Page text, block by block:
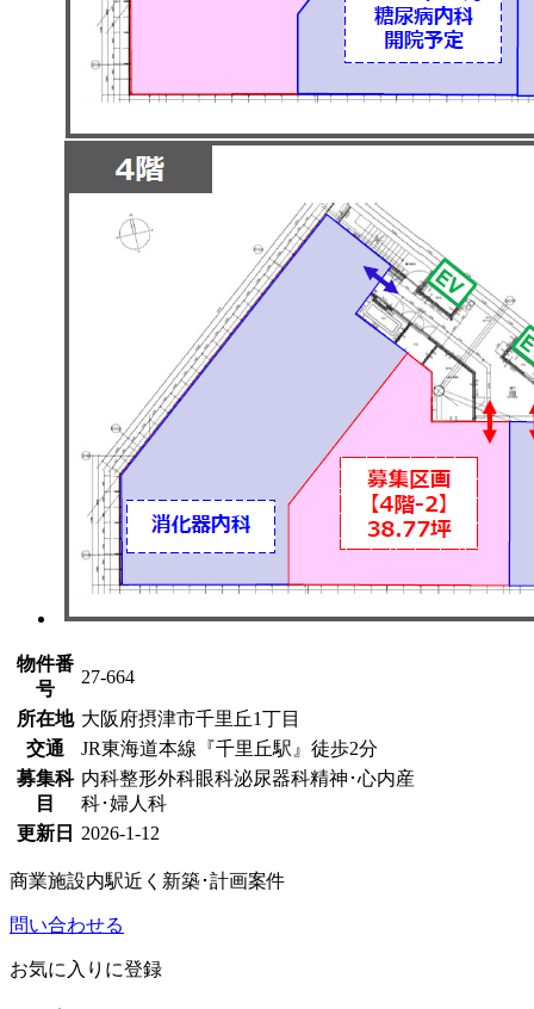
物件番
号
27-664
所在地 大阪府摂津市千里丘1丁目
交通
JR東海道本線『千里丘駅』徒歩2分
募集科
目
内科整形外科眼科泌尿器科精神･心内産
科･婦人科
更新日
2026-1-12
商業施設内駅近く 新築･計画案件
問い合わせる
お気に入りに登録